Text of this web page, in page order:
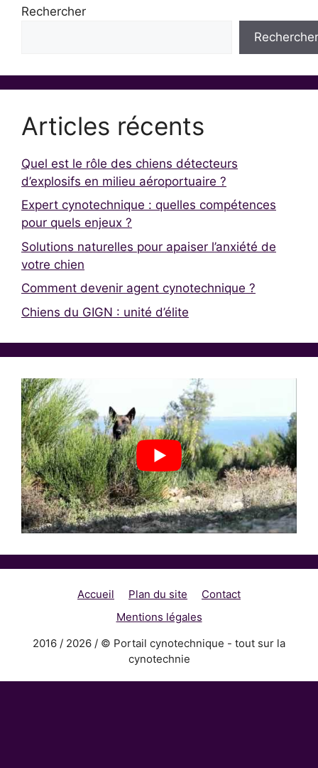
Rechercher
Rechercher
Articles récents
Quel est le rôle des chiens détecteurs
d’explosifs en milieu aéroportuaire ?
Expert cynotechnique : quelles compétences
pour quels enjeux ?
Solutions naturelles pour apaiser l’anxiété de
votre chien
Comment devenir agent cynotechnique ?
Chiens du GIGN : unité d’élite
Accueil Plan du site
Contact
Mentions légales
2016 / 2026 / © Portail cynotechnique - tout sur la
cynotechnie